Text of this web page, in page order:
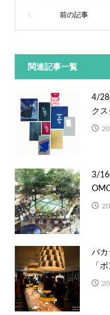
関連記事一覧
4/
クス
3/
バカ
「